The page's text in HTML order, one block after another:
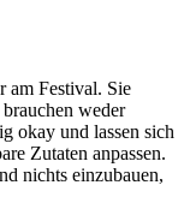
am Festival. Sie
weder
okay und lassen sich
Zutaten anpassen.
nichts einzubauen,